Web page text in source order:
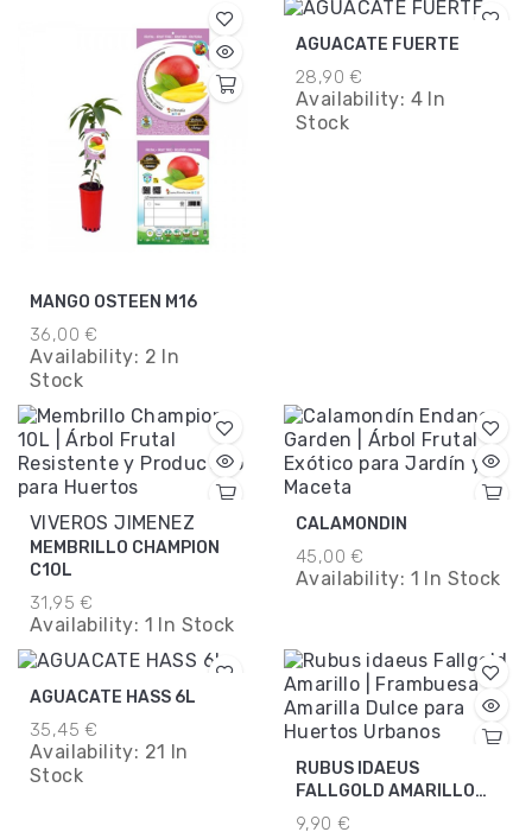
MANGO OSTEEN M16
36,00 €
Availability: 2 In
Stock
AGUACATE FUERTE
28,90 €
Availability: 4 In
Stock
VIVEROS JIMENEZ
MEMBRILLO CHAMPION
C10L
31,95 €
Availability: 1 In Stock
CALAMONDIN
45,00 €
Availability: 1 In Stock
AGUACATE HASS 6L
35,45 €
Availability: 21 In
Stock
RUBUS IDAEUS
FALLGOLD AMARILLO
M15
9,90 €